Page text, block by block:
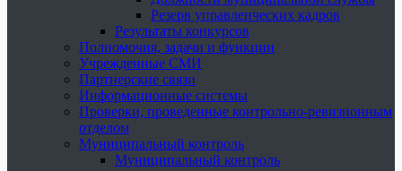
Резерв управленческих кадров
Результаты конкурсов
Полномочия, задачи и функции
Учрежденные СМИ
Партнерские связи
Информационные системы
Проверки, проведенные контрольно-ревизионным
отделом
Муниципальный контроль
Муниципальный контроль